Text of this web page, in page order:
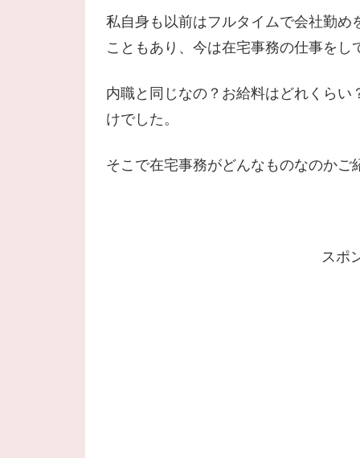
私自身も以前はフルタイムで会社勤
こともあり、今は在宅事務の仕事をし
内職と同じなの？お給料はどれくら
けでした。
そこで在宅事務がどんなものなのかご
スポ